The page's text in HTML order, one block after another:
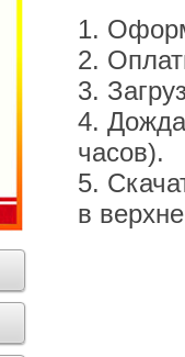
1.
2.
3.
4.
часов).
5.
в